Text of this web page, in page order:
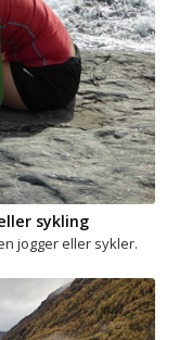
sykling
jogger eller sykler.